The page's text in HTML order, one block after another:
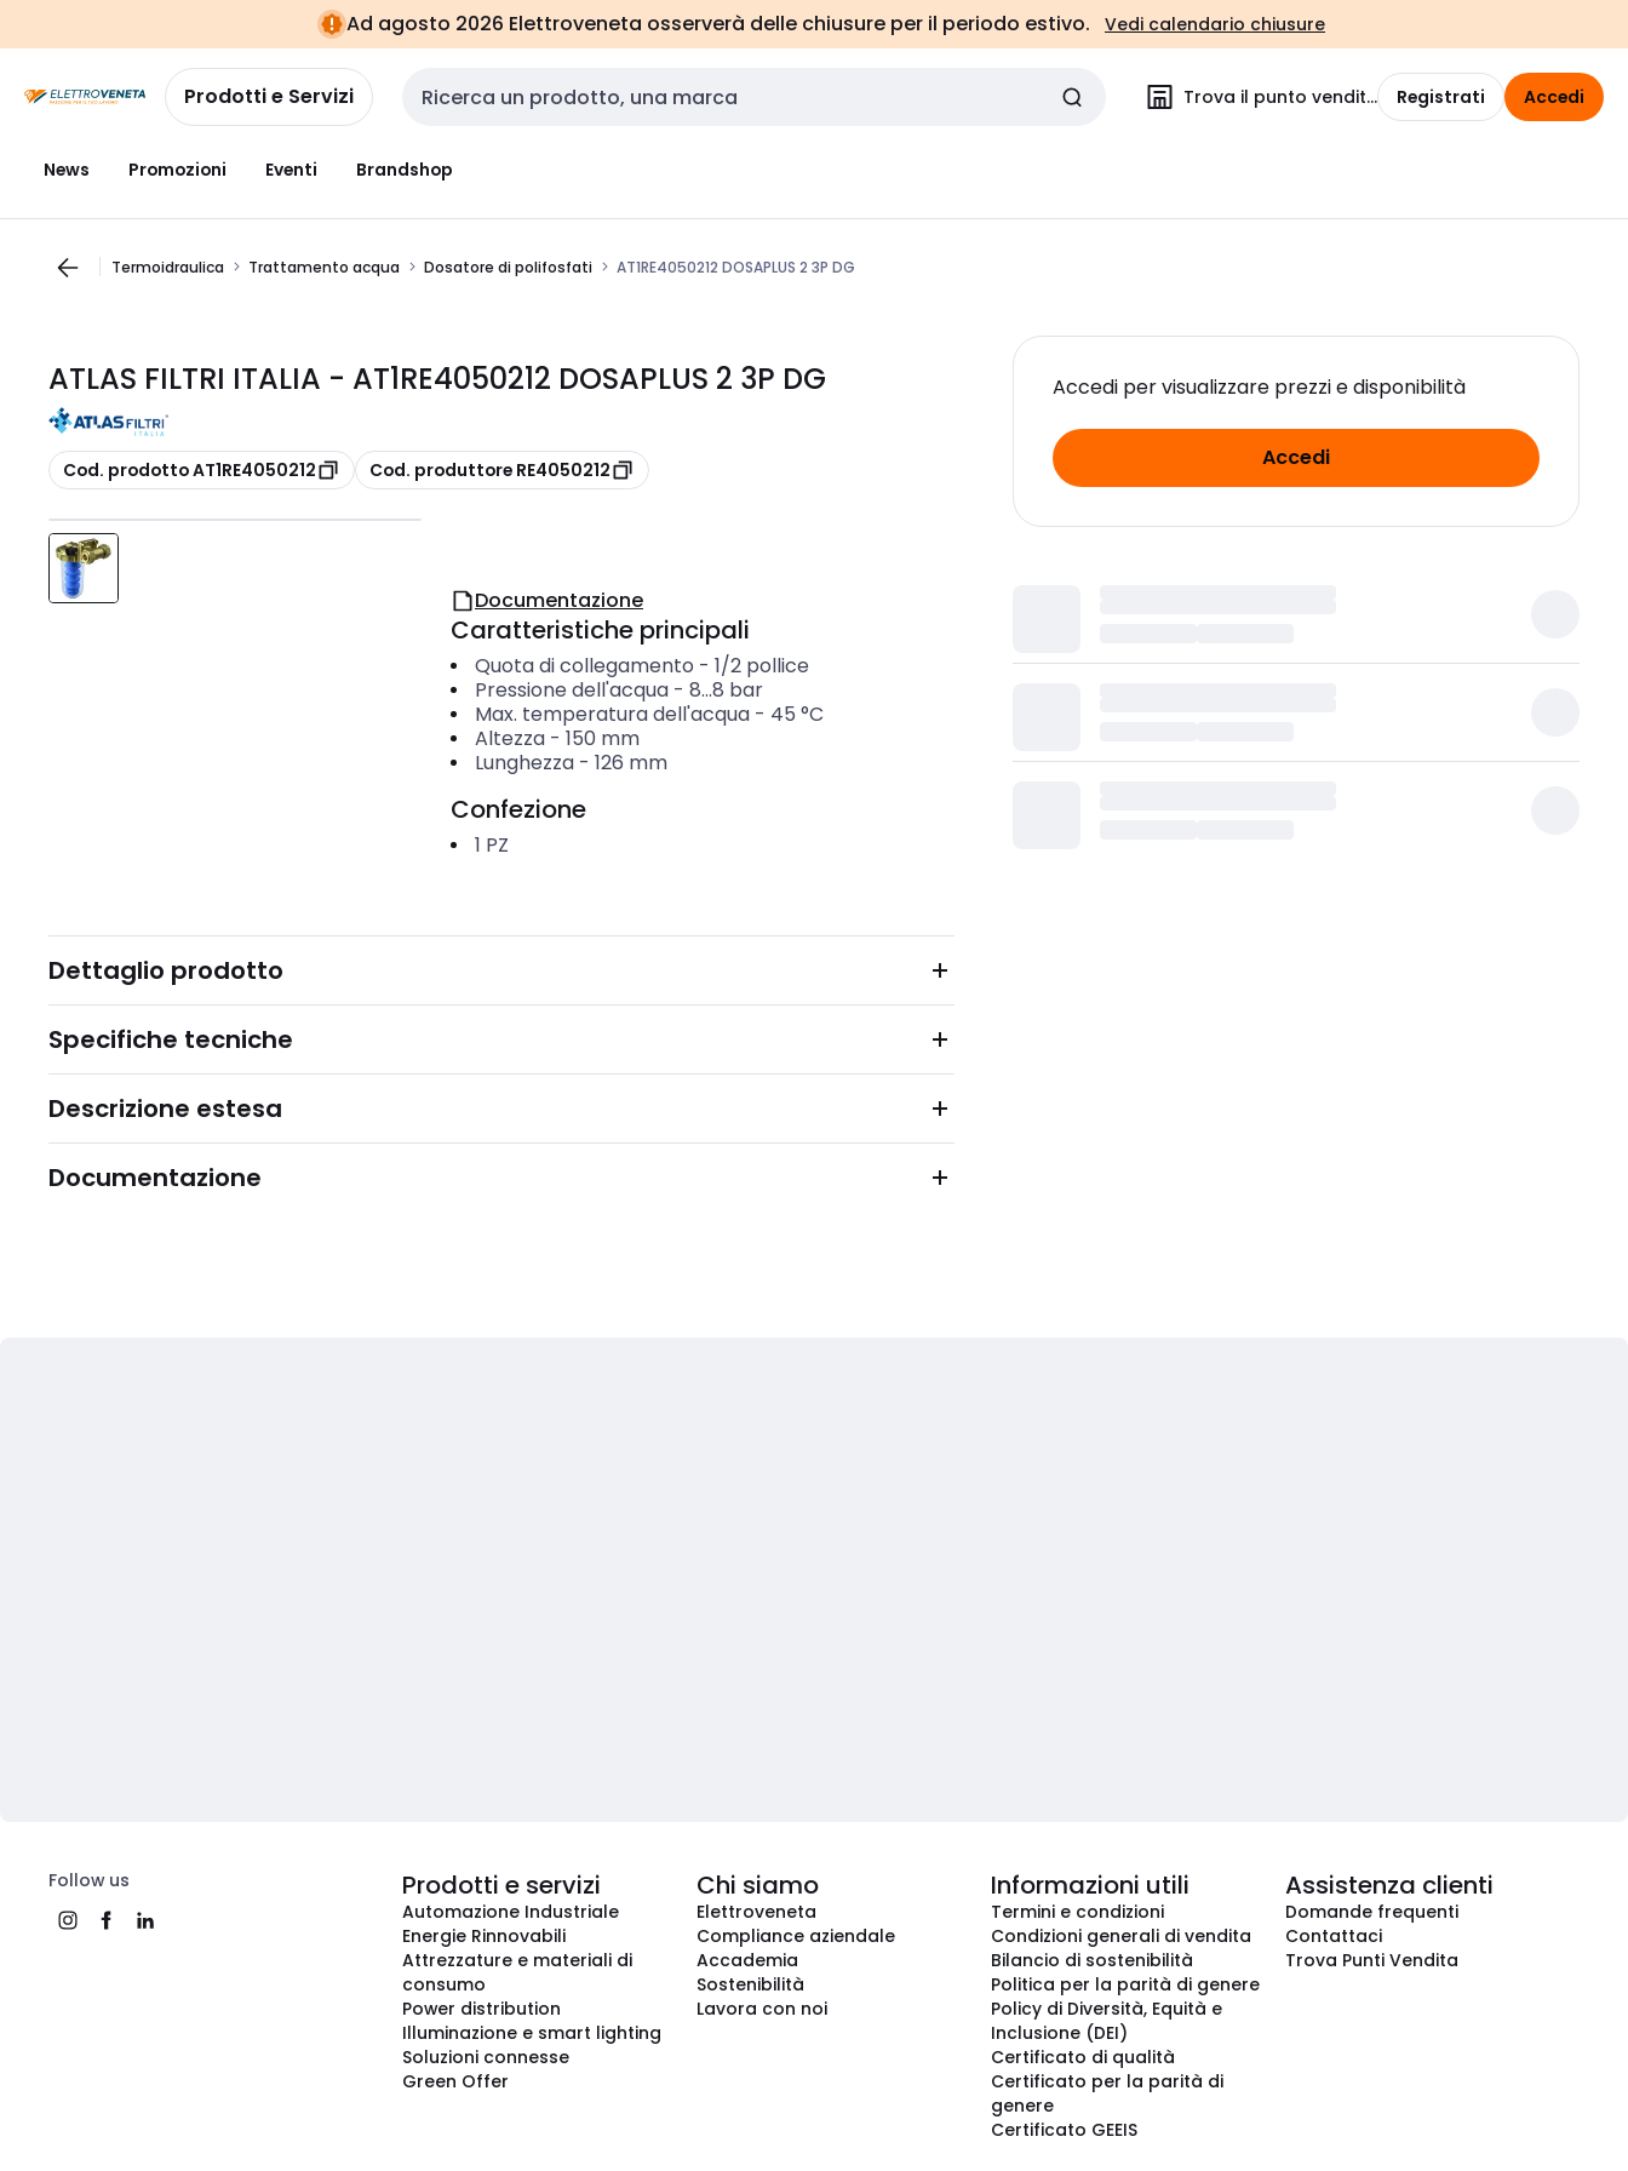
navigazionealla
pagina
Ad agosto 2026 Elettroveneta osserverà delle chiusure per il periodo estivo. Vedi calendario chiusure
Prodotti e Servizi Cerca input Trova il punto vendita Registrati Accedi
News Promozioni Eventi Brandshop
Termoidraulica Trattamento acqua Dosatore di polifosfati AT1RE4050212 DOSAPLUS 2 3P DG
ATLAS FILTRI ITALIA - AT1RE4050212 DOSAPLUS 2 3P DG
copia
Cod. prodotto AT1RE4050212 copia
Cod. produttore RE4050212
Accedi per visualizzare prezzi e disponibilità
Accedi
Documentazione
Caratteristiche principali
Quota di collegamento - 1/2 pollice
Pressione dell'acqua- 8...8 bar
Max. temperatura dell'acqua- 45 °C
Altezza- 150 mm
Lunghezza- 126 mm
Confezione
1 PZ
Dettaglio prodotto
Specifiche tecniche
Descrizione estesa
Documentazione
Follow us Prodotti e servizi
Automazione Industriale
Energie Rinnovabili
Attrezzature e materiali di
consumo
Power distribution
Illuminazione e smart lighting
Soluzioni connesse
Green Offer
Chi siamo
Elettroveneta
Compliance aziendale
Accademia
Sostenibilità
Lavora con noi
Informazioni utili
Termini e condizioni
Condizioni generali di vendita
Bilancio di sostenibilità
Politica per la parità di genere
Policy di Diversità, Equità e
Inclusione (DEI)
Certificato di qualità
Certificato per la parità di
genere
Certificato GEEIS
Assistenza clienti
Domande frequenti
Contattaci
Trova Punti Vendita